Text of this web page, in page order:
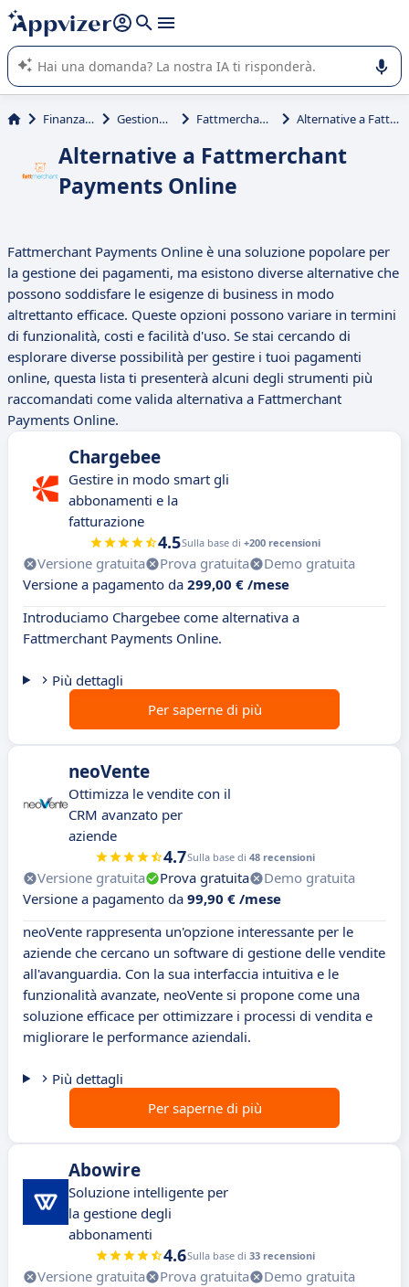
righe con
shift + enter
L'IA di Appvizer vi guida nell'utilizzo o nella scelta di un
software SaaS per la vostra azienda.
Finanza & contabilità Gestione abbonamenti Fattmerchant Payments Online Alternative a Fattmerchant Payments Online
Alternative a Fattmerchant
Payments Online
Fattmerchant Payments Online è una soluzione popolare per
la gestione dei pagamenti, ma esistono diverse alternative che
possono soddisfare le esigenze di business in modo
altrettanto efficace. Queste opzioni possono variare in termini
di funzionalità, costi e facilità d'uso. Se stai cercando di
esplorare diverse possibilità per gestire i tuoi pagamenti
online, questa lista ti presenterà alcuni degli strumenti più
raccomandati come valida alternativa a Fattmerchant
Payments Online.
Chargebee
Gestire in modo smart gli
abbonamenti e la
fatturazione
4.5Sulla base di +200 recensioni
Versione gratuita Prova gratuita
Demo gratuita
Versione a pagamento da 299,00 € /mese
Introduciamo Chargebee come alternativa a
Fattmerchant Payments Online.
Più dettagli
Per saperne di più
neoVente
Ottimizza le vendite con il
CRM avanzato per
aziende
4.7Sulla base di 48 recensioni
Versione gratuita Prova gratuita
Demo gratuita
Versione a pagamento da 99,90 € /mese
neoVente rappresenta un'opzione interessante per le
aziende che cercano un software di gestione delle vendite
all'avanguardia. Con la sua interfaccia intuitiva e le
funzionalità avanzate, neoVente si propone come una
soluzione efficace per ottimizzare i processi di vendita e
migliorare le performance aziendali.
Più dettagli
Per saperne di più
Abowire
Soluzione intelligente per
la gestione degli
abbonamenti
4.6Sulla base di 33 recensioni
Versione gratuita Prova gratuita
Demo gratuita